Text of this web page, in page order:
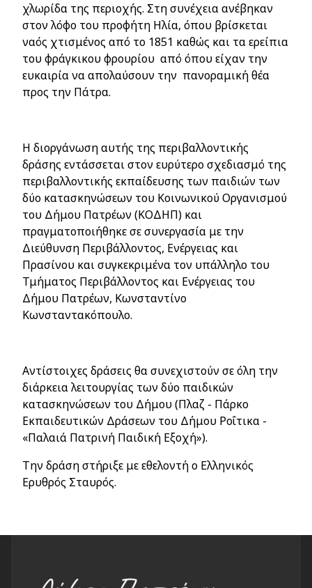
χλωρίδα της περιοχής. Στη συνέχεια ανέβηκαν
στον λόφο του προφήτη Ηλία, όπου βρίσκεται
ναός χτισμένος από το 1851 καθώς και τα ερείπια
του φράγκικου φρουρίου από όπου είχαν την
ευκαιρία να απολαύσουν την πανοραμική θέα
προς την Πάτρα.
Η διοργάνωση αυτής της περιβαλλοντικής
δράσης εντάσσεται στον ευρύτερο σχεδιασμό της
περιβαλλοντικής εκπαίδευσης των παιδιών των
δύο κατασκηνώσεων του Κοινωνικού Οργανισμού
του Δήμου Πατρέων (ΚΟΔΗΠ) και
πραγματοποιήθηκε σε συνεργασία με την
Διεύθυνση Περιβάλλοντος, Ενέργειας και
Πρασίνου και συγκεκριμένα τον υπάλληλο του
Τμήματος Περιβάλλοντος και Ενέργειας του
Δήμου Πατρέων, Κωνσταντίνο
Κωνσταντακόπουλο.
Αντίστοιχες δράσεις θα συνεχιστούν σε όλη την
διάρκεια λειτουργίας των δύο παιδικών
κατασκηνώσεων του Δήμου (Πλαζ - Πάρκο
Εκπαιδευτικών Δράσεων του Δήμου Ροΐτικα -
«Παλαιά Πατρινή Παιδική Εξοχή»).
Την δράση στήριξε με εθελοντή ο Ελληνικός
Ερυθρός Σταυρός.